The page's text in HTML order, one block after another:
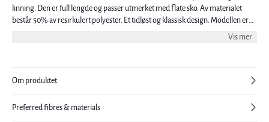
linning. Den er full lengde og passer utmerket med flate sko. Av materialet
består 50% av resirkulert polyester. Et tidløst og klassisk design. Modellen er
Vis mer
Om produktet
Preferred fibres & materials